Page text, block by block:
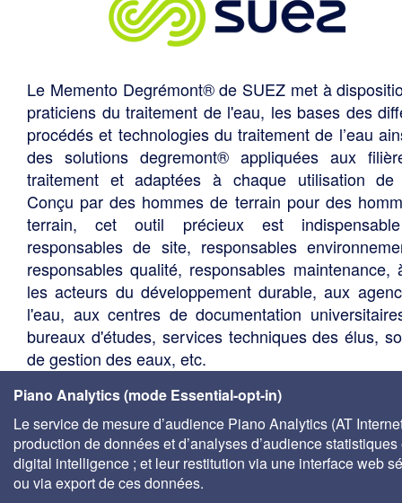
Le Memento Degrémont® de SUEZ met à
praticiens du traitement de l'eau, les bases des
procédés et technologies du traitement de l’eau
des solutions degremont® appliquées aux
traitement et adaptées à chaque utilisation de
Conçu par des hommes de terrain pour des
terrain, cet outil précieux est
responsables de site, responsables
responsables qualité, responsables maintenance,
les acteurs du développement durable, aux
l'eau, aux centres de documentation
bureaux d'études, services techniques des élus,
de gestion des eaux, etc.
Piano Analytics (mode Essential-opt-in)
Le service de mesure d’audience Piano Analytics (AT
production de données et d’analyses d’audience statistiques
digital intelligence ; et leur restitution via une interface web
ou via export de ces données.